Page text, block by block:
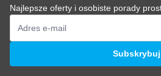
Najlepsze oferty i osobiste porady
Adres e-mail
Subskrybuj